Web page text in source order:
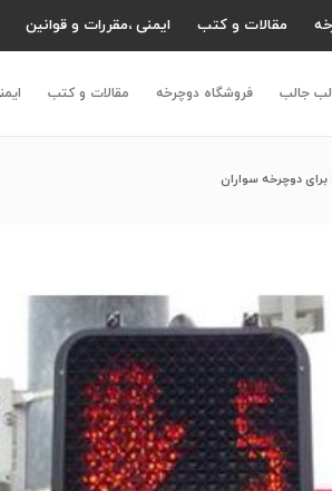
ایمنی ،مقررات و قوانین مقالات و کتب
مقالات و کتب فروشگاه دوچرخه جالب